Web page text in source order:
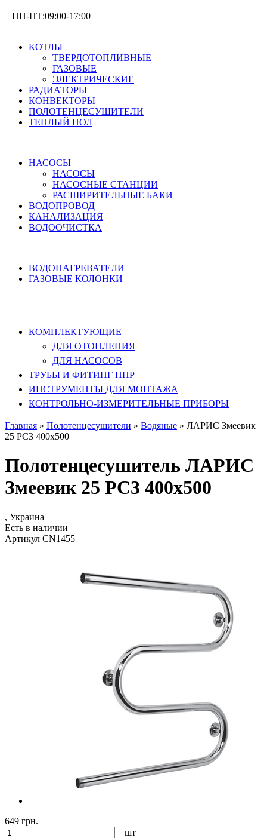
ПН-ПТ:09:00-17:00
КОТЛЫ
ТВЕРДОТОПЛИВНЫЕ
ГАЗОВЫЕ
ЭЛЕКТРИЧЕСКИЕ
РАДИАТОРЫ
КОНВЕКТОРЫ
ПОЛОТЕНЦЕСУШИТЕЛИ
ТЕПЛЫЙ ПОЛ
НАСОСЫ
НАСОСЫ
НАСОСНЫЕ СТАНЦИИ
РАСШИРИТЕЛЬНЫЕ БАКИ
ВОДОПРОВОД
КАНАЛИЗАЦИЯ
ВОДООЧИСТКА
ВОДОНАГРЕВАТЕЛИ
ГАЗОВЫЕ КОЛОНКИ
КОМПЛЕКТУЮЩИЕ
ДЛЯ ОТОПЛЕНИЯ
ДЛЯ НАСОСОВ
ТРУБЫ И ФИТИНГ ППР
ИНСТРУМЕНТЫ ДЛЯ МОНТАЖА
КОНТРОЛЬНО-ИЗМЕРИТЕЛЬНЫЕ ПРИБОРЫ
Главная » Полотенцесушители » Водяные » ЛАРИС Змеевик
25 РС3 400x500
Полотенцесушитель ЛАРИС
Змеевик 25 РС3 400x500
, Украина
Есть в наличии
Артикул CN1455
649 грн.
шт